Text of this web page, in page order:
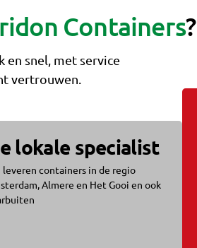
Containers?
en snel, met service
vertrouwen.
lokale specialist
leveren containers in de regio
Almere en Het Gooi en ook